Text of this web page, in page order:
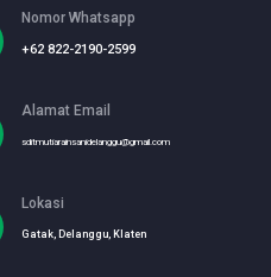
Nomor Whatsapp
+62 822-2190-2599
Alamat Email
sditmutiarainsanidelanggu@gmail.com
Lokasi
Gatak, Delanggu, Klaten